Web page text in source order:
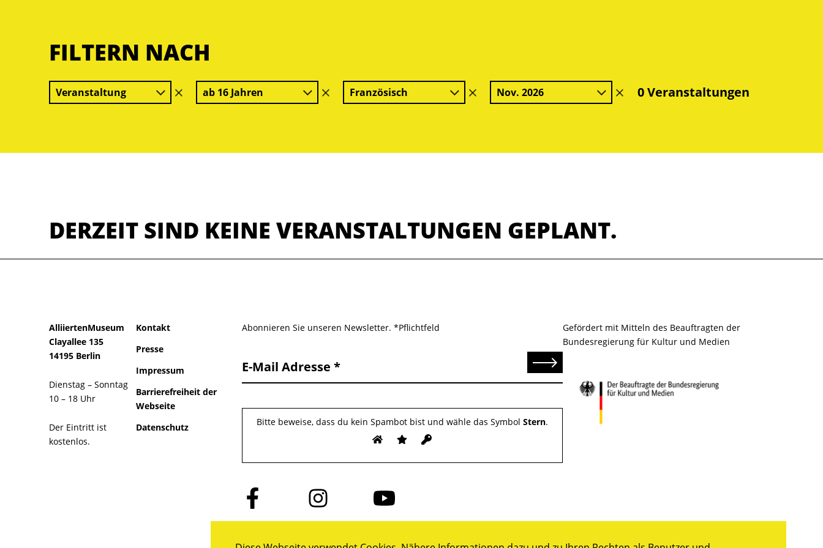
FILTERN NACH
Veranstaltung
Filter
löschen
ab 16 Jahren
Filter
löschen
Französisch
Filter
löschen
Nov. 2026
Filter0 Veranstaltungen
DERZEIT SIND KEINE VERANSTALTUNGEN GEPLANT.
AlliiertenMuseum
Clayallee 135
14195 Berlin
Dienstag – Sonntag
10 – 18 Uhr
Der Eintritt ist
kostenlos.
Kontakt
Presse
Impressum
Barrierefreiheit der
Webseite
Datenschutz
Abonnieren Sie unseren Newsletter. *Pflichtfeld
E-Mail Adresse Senden
Bitte beweise, dass du kein Spambot bist und wähle das Symbol Stern.
Folge
uns
auf
Folge
uns
auf
Folge
uns
auf
Gefördert mit Mitteln des Beauftragten der
Bundesregierung für Kultur und Medien